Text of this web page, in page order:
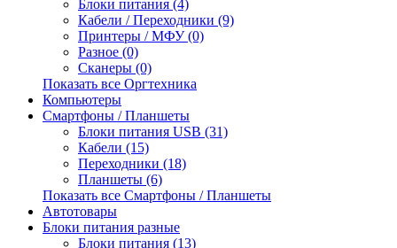
Блоки питания (4)
Кабели / Переходники (9)
Принтеры / МФУ (0)
Разное (0)
Сканеры (0)
Показать все Оргтехника
Компьютеры
Смартфоны / Планшеты
Блоки питания USB (31)
Кабели (15)
Переходники (18)
Планшеты (6)
Показать все Смартфоны / Планшеты
Автотовары
Блоки питания разные
Блоки питания (13)